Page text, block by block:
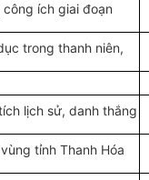
ích giai đoạn
trong thanh niên,
lịch sử, danh thắng
tỉnh Thanh Hóa